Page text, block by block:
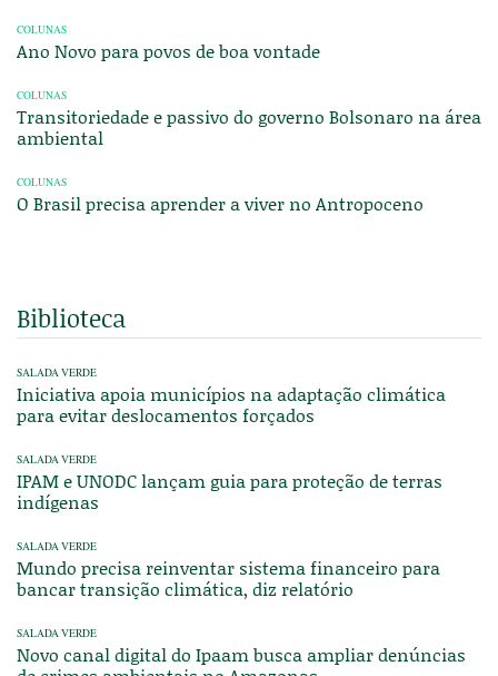
COLUNAS
Ano Novo para povos de boa vontade
COLUNAS
Transitoriedade e passivo do governo Bolsonaro na área
ambiental
COLUNAS
O Brasil precisa aprender a viver no Antropoceno
Biblioteca
SALADA VERDE
Iniciativa apoia municípios na adaptação climática
para evitar deslocamentos forçados
SALADA VERDE
IPAM e UNODC lançam guia para proteção de terras
indígenas
SALADA VERDE
Mundo precisa reinventar sistema financeiro para
bancar transição climática, diz relatório
SALADA VERDE
Novo canal digital do Ipaam busca ampliar denúncias